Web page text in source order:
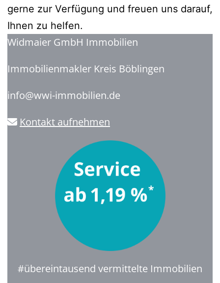
gerne zur Verfügung und freuen uns darauf,
Ihnen zu helfen.
Widmaier GmbH Immobilien
Immobilienmakler Kreis Böblingen
info@wwi-immobilien.de
Kontakt aufnehmen
#übereintausend vermittelte Immobilien